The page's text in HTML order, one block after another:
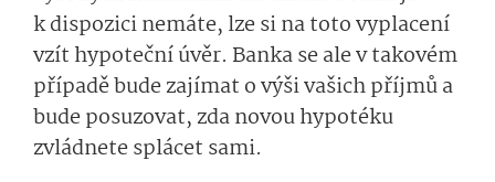
k dispozici nemáte, lze si na toto vyplacení
vzít hypoteční úvěr. Banka se ale v takovém
případě bude zajímat o výši vašich příjmů a
bude posuzovat, zda novou hypotéku
zvládnete splácet sami.